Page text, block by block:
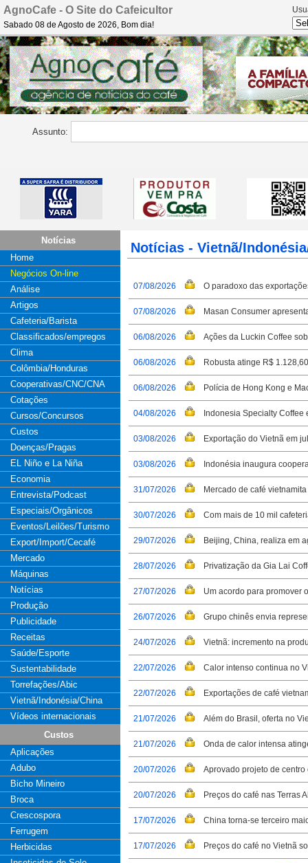
AgnoCafe - O Site do Cafeicultor
Sabado 08 de Agosto de 2026, Bom dia!
Assunto:
Notícias
Home
Negócios On-line
Análise
Artigos
Cafeteria/Barista
Classificados/empregos
Clima
Colômbia/Honduras
Cooperativas/CNC/CNA
Cotações
Cursos/Concursos
Custos
Doenças/Pragas
EL Niño e La Niña
Economia
Entrevista/Podcast
Especiais/Orgânicos
Eventos/Leilões/Turismo
Export/Import/Cecafé
Mercado
Máquinas
Notícias
Produção
Publicidade
Receitas
Saúde/Esporte
Sustentabilidade
Torrefações/Abic
Vietnã/Indonésia/China
Vídeos internacionais
Custos
Aplicações
Adubo
Bicho Mineiro
Broca
Crescospora
Ferrugem
Herbicidas
Notícias - Vietnã/
07/08/2026 O paradoxo das
07/08/2026 Masan Consumer
06/08/2026 Ações da Luckin Coffee
06/08/2026 Robusta atinge R$
06/08/2026 Polícia de Hong Kong e
04/08/2026 Indonesia Specialty
03/08/2026 Exportação do Vietnã em
03/08/2026 Indonésia inaugura
31/07/2026 Mercado de café
30/07/2026 Com mais de 10 mil
29/07/2026 Beijing, China, realiza em
28/07/2026 Privatização da Gia Lai
27/07/2026 Um acordo para promover
26/07/2026 Grupo chinês envia
24/07/2026 Vietnã: incremento na
22/07/2026 Calor intenso continua no
22/07/2026 Exportações de café
21/07/2026 Além do Brasil, oferta no
21/07/2026 Onda de calor intensa
20/07/2026 Aprovado projeto de
20/07/2026 Preços do café nas Terras
17/07/2026 China torna-se terceiro
17/07/2026 Preços do café no Vietnã